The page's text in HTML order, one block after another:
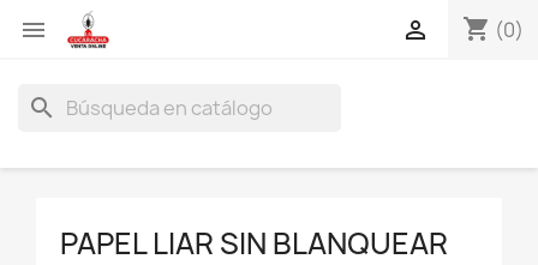
 shopping_cart (0)

search
PAPEL LIAR SIN BLANQUEAR